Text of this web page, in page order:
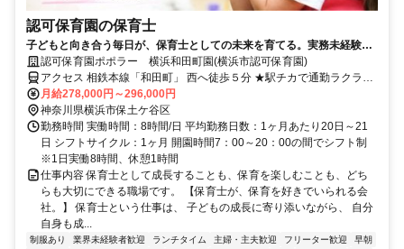
認可保育園の保育士
子どもと向き合う毎日が、保育士としての未来を育てる。実務未経験・
ブランクOK♪賞与年2回！チームで支え合う安心の保育環境！
認可保育園ポポラー 横浜和田町園(横浜市認可保育園)
アクセス 相鉄本線「和田町」 西へ徒歩５分 ★駅チカで通勤ラクラ
ク！
月給278,000円～296,000円
神奈川県横浜市保土ケ谷区
勤務時間 実働時間：8時間/日 平均勤務日数：1ヶ月あたり20日～21
日 シフトサイクル：1ヶ月 開園時間7：00～20：00の間でシフト制
※1日実働8時間、休憩1時間
仕事内容 保育士として成長することも、保育を楽しむことも、どち
らも大切にできる職場です。 【保育士が、保育を好きでいられる会
社。】 保育士という仕事は、 子どもの成長に寄り添いながら、 自分
自身も成...
制服あり 業界未経験者歓迎 ランチタイム 主婦・主夫歓迎 フリーター歓迎
早朝